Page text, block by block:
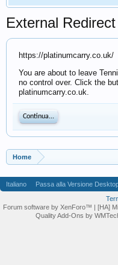
External Redirect
https://platinumcarry.co.uk/
You are about to leave
no control over. Click the
platinumcarry.co.uk.
Continua...
Home
Italiano Passa alla Versione
Forum software by XenForo™ | [HA]
Quality Add-Ons by